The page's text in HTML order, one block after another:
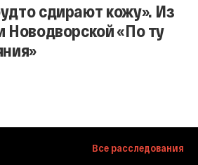
сдирают кожу». Из
Новодворской «По ту
Все расследования